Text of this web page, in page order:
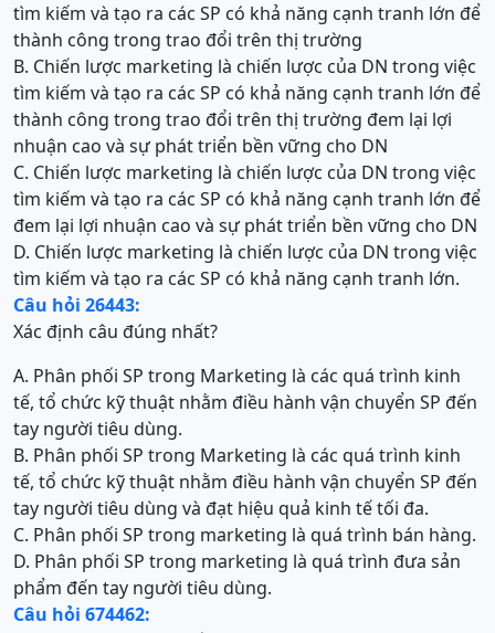
tìm kiếm và tạo ra các SP có khả năng cạnh tranh lớn để
thành công trong trao đổi trên thị trường
B. Chiến lược marketing là chiến lược của DN trong việc
tìm kiếm và tạo ra các SP có khả năng cạnh tranh lớn để
thành công trong trao đổi trên thị trường đem lại lợi
nhuận cao và sự phát triển bền vững cho DN
C. Chiến lược marketing là chiến lược của DN trong việc
tìm kiếm và tạo ra các SP có khả năng cạnh tranh lớn để
đem lại lợi nhuận cao và sự phát triển bền vững cho DN
D. Chiến lược marketing là chiến lược của DN trong việc
tìm kiếm và tạo ra các SP có khả năng cạnh tranh lớn.
Câu hỏi 26443:
Xác định câu đúng nhất?
A. Phân phối SP trong Marketing là các quá trình kinh
tế, tổ chức kỹ thuật nhằm điều hành vận chuyển SP đến
tay người tiêu dùng.
B. Phân phối SP trong Marketing là các quá trình kinh
tế, tổ chức kỹ thuật nhằm điều hành vận chuyển SP đến
tay người tiêu dùng và đạt hiệu quả kinh tế tối đa.
C. Phân phối SP trong marketing là quá trình bán hàng.
D. Phân phối SP trong marketing là quá trình đưa sản
phẩm đến tay người tiêu dùng.
Câu hỏi 674462: